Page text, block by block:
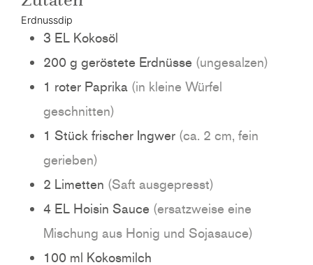
Erdnussdip
3 EL Kokosöl
200 g geröstete Erdnüsse (ungesalzen)
1 roter Paprika (in kleine Würfel
geschnitten)
1 Stück frischer Ingwer (ca. 2 cm, fein
gerieben)
2 Limetten (Saft ausgepresst)
4 EL Hoisin Sauce (ersatzweise eine
Mischung aus Honig und Sojasauce)
100 ml Kokosmilch